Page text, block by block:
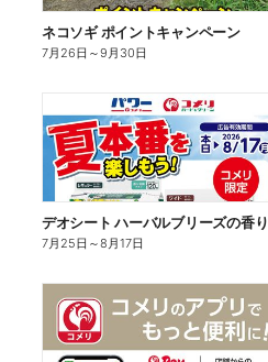
ネコソギ ポイントキャンペーン
7月26日 ～9月30日
デオシート ハーバルブリーズの香り
7月25日 ～8月17日